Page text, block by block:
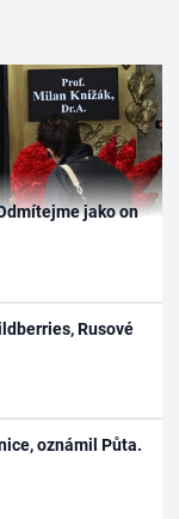
jako on
Rusové
oznámil Půta.